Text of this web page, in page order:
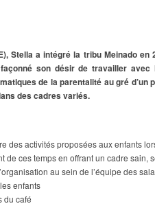
Stella a intégré la tribu Meinado en
son désir de travailler
de la parentalité au gré d’un
des cadres variés.
des activités proposées aux enfants
de ces temps en offrant un cadre sain,
au sein de l’équipe des
enfants
du café